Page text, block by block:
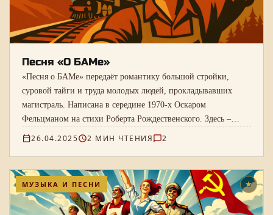
Песня «О БАМе»
«Песня о БАМе» передаёт романтику большой стройки,
суровой тайги и труда молодых людей, прокладывавших
магистраль. Написана в середине 1970-х Оскаром
Фельцманом на стихи Роберта Рождественского. Здесь –
полный текст, ноты и запись Владислава Коннова.
26.04.2025 2 МИН ЧТЕНИЯ 2
МУЗЫКА И ПЕСНИ ★